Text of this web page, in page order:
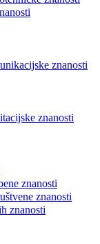
znanosti
znanosti
znanosti
znanosti
znanosti